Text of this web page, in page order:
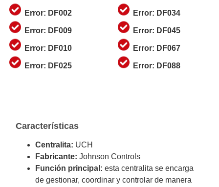
Error: DF002
Error: DF009
Error: DF010
Error: DF025
Error: DF034
Error: DF045
Error: DF067
Error: DF088
Características
Centralita: UCH
Fabricante:Johnson Controls
Función principal: esta centralita se encarga
de gestionar, coordinar y controlar de manera